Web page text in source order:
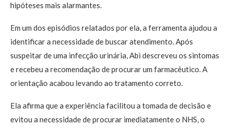
hipóteses mais alarmantes.
Em um dos episódios relatados por ela, a ferramenta ajudou a
identificar a necessidade de buscar atendimento. Após
suspeitar de uma infecção urinária, Abi descreveu os sintomas
e recebeu a recomendação de procurar um farmacêutico. A
orientação acabou levando ao tratamento correto.
Ela afirma que a experiência facilitou a tomada de decisão e
evitou a necessidade de procurar imediatamente o NHS, o